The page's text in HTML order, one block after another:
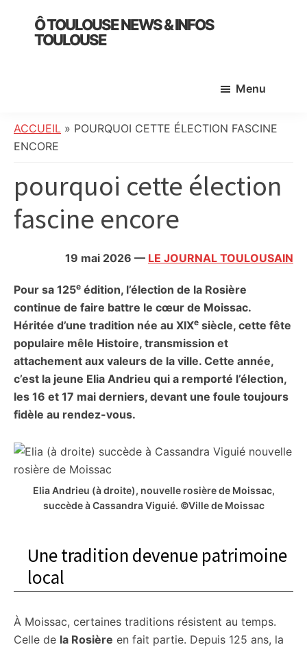
primary
Ô TOULOUSE NEWS & INFOS
TOULOUSE
:
info
société,
culture,
politique,
et
initiatives
citoyennes
Menu
ACCUEIL » POURQUOI CETTE ÉLECTION FASCINE
ENCORE
pourquoi cette élection
fascine encore
19 mai 2026 — LE JOURNAL TOULOUSAIN
Pour sa 125e édition, l’élection de la Rosière
continue de faire battre le cœur de Moissac.
Héritée d’une tradition née au XIXe siècle, cette fête
populaire mêle Histoire, transmission et
attachement aux valeurs de la ville. Cette année,
c’est la jeune Elia Andrieu qui a remporté l’élection,
les 16 et 17 mai derniers, devant une foule toujours
fidèle au rendez-vous.
Elia Andrieu (à droite), nouvelle rosière de Moissac,
succède à Cassandra Viguié. ©Ville de Moissac
Une tradition devenue patrimoine
local
À Moissac, certaines traditions résistent au temps.
Celle de la Rosière en fait partie. Depuis 125 ans, la